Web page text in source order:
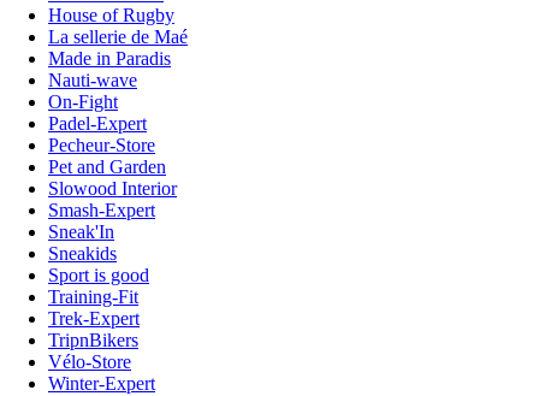
House of Rugby
La sellerie de Maé
Made in Paradis
Nauti-wave
On-Fight
Padel-Expert
Pecheur-Store
Pet and Garden
Slowood Interior
Smash-Expert
Sneak'In
Sneakids
Sport is good
Training-Fit
Trek-Expert
TripnBikers
Vélo-Store
Winter-Expert